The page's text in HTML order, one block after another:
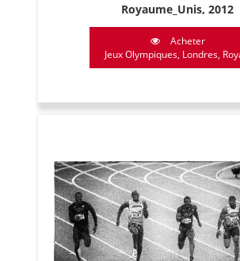
Royaume_Unis, 2012
Acheter
Jeux Olympiques, Londres,